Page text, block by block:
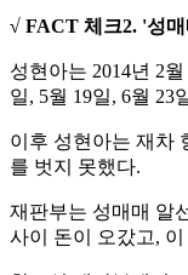
√ FACT 체크2. '성
성현아는 2014년 2
일, 5월 19일, 6월 23
이후 성현아는 재차
를 벗지 못했다.
재판부는 성매매 알
사이 돈이 오갔고,